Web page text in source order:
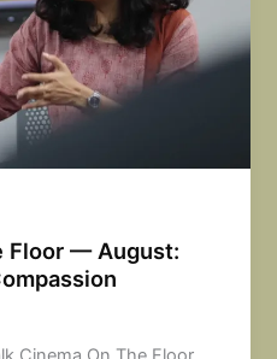
Floor — August: